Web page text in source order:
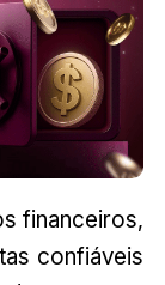
financeiros,
confiáveis